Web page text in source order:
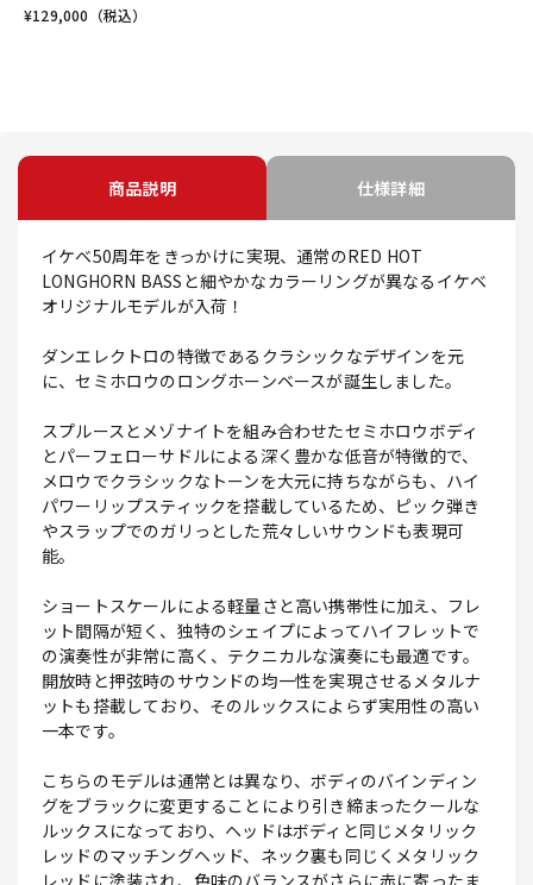
¥129,000 （税込）
商品説明 仕様詳細
イケベ50周年をきっかけに実現、通常のRED HOT
LONGHORN BASSと細やかなカラーリングが異なるイケベ
オリジナルモデルが入荷！
ダンエレクトロの特徴であるクラシックなデザインを元
に、セミホロウのロングホーンベースが誕生しました。
スプルースとメゾナイトを組み合わせたセミホロウボディ
とパーフェローサドルによる深く豊かな低音が特徴的で、
メロウでクラシックなトーンを大元に持ちながらも、ハイ
パワーリップスティックを搭載しているため、ピック弾き
やスラップでのガリっとした荒々しいサウンドも表現可
能。
ショートスケールによる軽量さと高い携帯性に加え、フレ
ット間隔が短く、独特のシェイプによってハイフレットで
の演奏性が非常に高く、テクニカルな演奏にも最適です。
開放時と押弦時のサウンドの均一性を実現させるメタルナ
ットも搭載しており、そのルックスによらず実用性の高い
一本です。
こちらのモデルは通常とは異なり、ボディのバインディン
グをブラックに変更することにより引き締まったクールな
ルックスになっており、ヘッドはボディと同じメタリック
レッドのマッチングヘッド、ネック裏も同じくメタリック